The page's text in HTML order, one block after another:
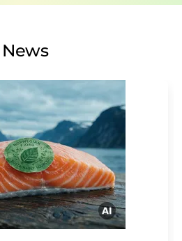
. LUMITOS darf
Mail kontaktieren. Ihre
ohne Angabe von
E-Mail unter
Wirkung für die Zukunft
E-Mail ein Link zur
Newsletters